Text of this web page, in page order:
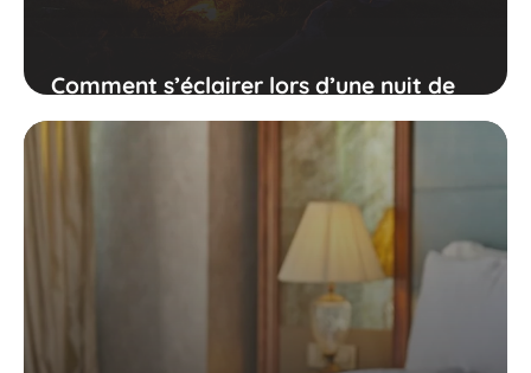
Comment s’éclairer lors d’une nuit de
camping sauvage ?